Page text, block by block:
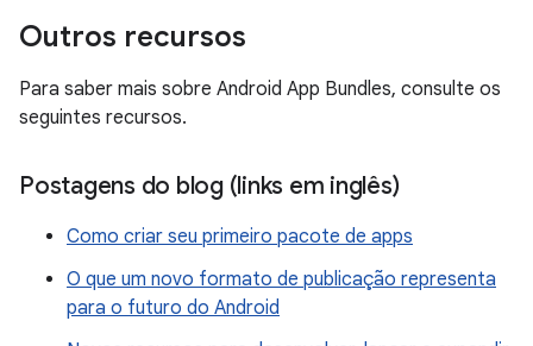
Outros recursos
Para saber mais sobre Android App Bundles, consulte os
seguintes recursos.
Postagens do blog (links em inglês)
Como criar seu primeiro pacote de apps
O que um novo formato de publicação representa
para o futuro do Android